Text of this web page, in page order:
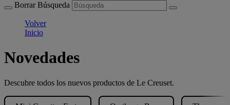
Borrar Búsqueda
Volver
Inicio
Novedades
Descubre todos los nuevos productos de Le Creuset.